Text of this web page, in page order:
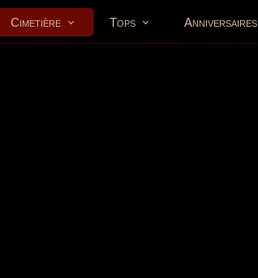
Cimetière Tops Anniversaires